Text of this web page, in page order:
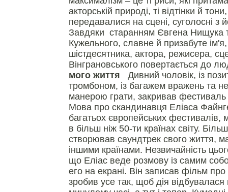
акторській природі, ті відтінки й
передавалися на сцені, суголосні з
Завдяки старанням Євгена Нищука
Кужельного, славне й призабуте
шістдесятника, актора, режисера,
Вінграновського повертається до
мого життя Дивний чоловік, із
тромбоном, із багажем вражень та
манерою грати, закривав фестиваль
Мова про скандинавця Еліаса
багатьох європейських фестивалів,
в більш ніж 50-ти країнах світу.
створював саундтрек свого життя,
іншими країнами. Незвичайність
що Еліас веде розмову із самим
его на екрані. Він записав фільм
зробив усе так, щоб дія відбувалася